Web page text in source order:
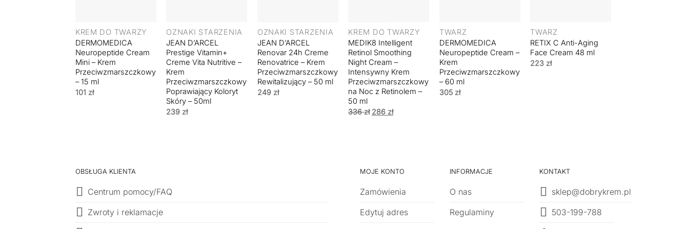
KREM DO TWARZY
DERMOMEDICA
Neuropeptide Cream
Mini – Krem
Przeciwzmarszczkowy
– 15 ml
101 zł
OZNAKI STARZENIA
JEAN D’ARCEL
Prestige Vitamin+
Creme Vita Nutritive –
Krem
Przeciwzmarszczkowy
Poprawiający Koloryt
Skóry – 50ml
239 zł
OZNAKI STARZENIA
JEAN D’ARCEL
Renovar 24h Creme
Renovatrice – Krem
Przeciwzmarszczkowy
Rewitalizujący – 50 ml
249 zł
KREM DO TWARZY
MEDIK8 Intelligent
Retinol Smoothing
Night Cream –
Intensywny Krem
Przeciwzmarszczkowy
na Noc z Retinolem –
50 ml
336zł Pierwotna
cena
286 złAktualna
cena
TWARZ
DERMOMEDICA
Neuropeptide Cream –
Krem
Przeciwzmarszczkowy
– 60 ml
305 zł
TWARZ
RETIX C Anti-Aging
Face Cream 48 ml
223 zł
OBSŁUGA KLIENTA
Centrum pomocy/FAQ
Zwroty i reklamacje
MOJE KONTO
Zamówienia
Edytuj adres
INFORMACJE
O nas
Regulaminy
KONTAKT
sklep@dobrykrem.pl
503-199-788